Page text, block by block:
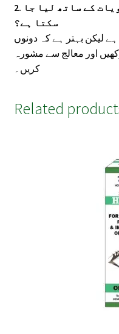
2. کیا اسے بلڈ پریشر کی ادویات کے ساتھ لیا جا
سکتا ہے؟
لیکن بہتر ہے کہ دونوں
کا وقفہ رکھیں اور معالج سے مشورہ
کریں۔
Related